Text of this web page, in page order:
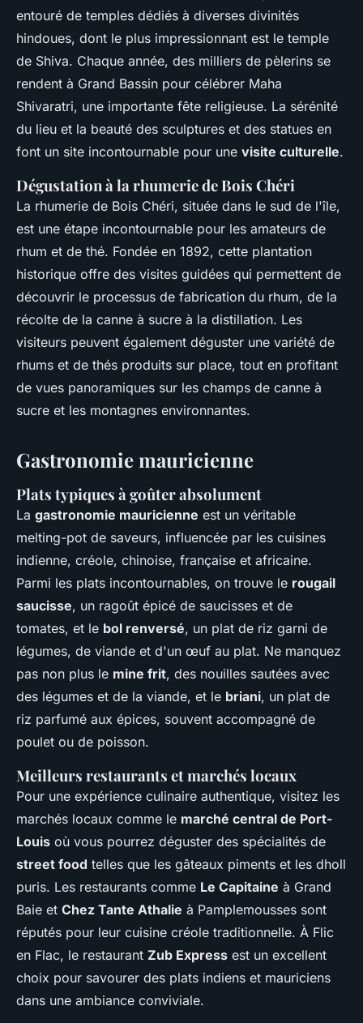
entouré de temples dédiés à diverses divinités
hindoues, dont le plus impressionnant est le temple
de Shiva. Chaque année, des milliers de pèlerins se
rendent à Grand Bassin pour célébrer Maha
Shivaratri, une importante fête religieuse. La sérénité
du lieu et la beauté des sculptures et des statues en
font un site incontournable pour une visite culturelle.
Dégustation à la rhumerie de Bois Chéri
La rhumerie de Bois Chéri, située dans le sud de l'île,
est une étape incontournable pour les amateurs de
rhum et de thé. Fondée en 1892, cette plantation
historique offre des visites guidées qui permettent de
découvrir le processus de fabrication du rhum, de la
récolte de la canne à sucre à la distillation. Les
visiteurs peuvent également déguster une variété de
rhums et de thés produits sur place, tout en profitant
de vues panoramiques sur les champs de canne à
sucre et les montagnes environnantes.
Gastronomie mauricienne
Plats typiques à goûter absolument
La gastronomie mauricienne est un véritable
melting-pot de saveurs, influencée par les cuisines
indienne, créole, chinoise, française et africaine.
Parmi les plats incontournables, on trouve le rougail
saucisse, un ragoût épicé de saucisses et de
tomates, et le bol renversé, un plat de riz garni de
légumes, de viande et d'un œuf au plat. Ne manquez
pas non plus le mine frit, des nouilles sautées avec
des légumes et de la viande, et le briani, un plat de
riz parfumé aux épices, souvent accompagné de
poulet ou de poisson.
Meilleurs restaurants et marchés locaux
Pour une expérience culinaire authentique, visitez les
marchés locaux comme le marché central de Port-
Louis où vous pourrez déguster des spécialités de
street food telles que les gâteaux piments et les dholl
puris. Les restaurants comme Le Capitaine à Grand
Baie et Chez Tante Athalie à Pamplemousses sont
réputés pour leur cuisine créole traditionnelle. À Flic
en Flac, le restaurant Zub Express est un excellent
choix pour savourer des plats indiens et mauriciens
dans une ambiance conviviale.